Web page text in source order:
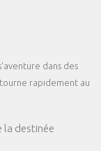
dans des
rapidement au
la destinée